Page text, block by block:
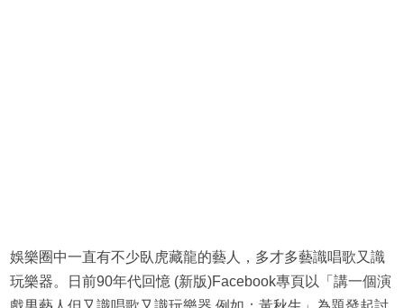
娛樂圈中一直有不少臥虎藏龍的藝人，多才多藝識唱歌又識
玩樂器。日前90年代回憶 (新版)Facebook專頁以「講一個演